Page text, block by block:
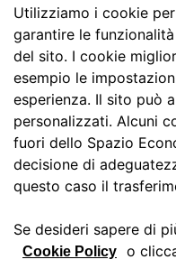
Spoticar
tuo usato
e ordina
Informazioni
online
Assistenza
Trova officina
4xe Plug-in Hybrid:
soluzioni di
manutenzione
Entra in Jeep
Prenota
Servizi
Mappe